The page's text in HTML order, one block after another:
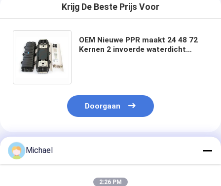
Krijg De Beste Prijs Voor
OEM Nieuwe PPR maakt 24 48 72
Kernen 2 invoerde waterdicht
Doorgaan
Geadviseerde Producten
Michael
2:26 PM